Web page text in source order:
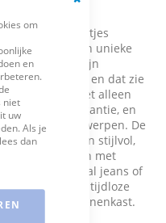
Cookie
Bar
om
en
niet
uw
Als je
dan
het merk Hartjes
op een unieke
bekend om zijn
afwerking, en dat zie
zijn niet alleen
tijdloze elegantie, en
naar hun ontwerpen. De
en stijlvol,
combineren zijn met
voor een casual jeans of
altijd. Het tijdloze
in je schoenenkast.